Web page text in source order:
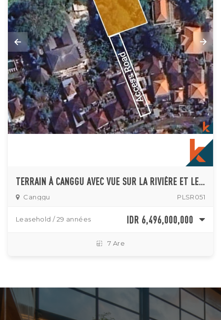
TERRAIN À CANGGU AVEC VUE SUR LA RIVIÈRE ET LES RIZIÈRES À VENDRE
Canggu PLSR051
Leasehold / 29 années IDR 6,496,000,000
7 Are